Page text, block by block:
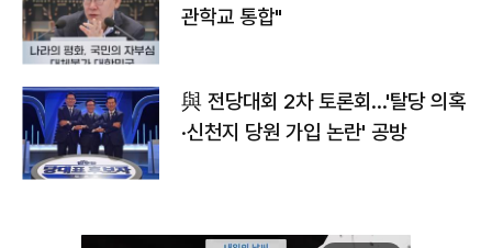
관학교 통합"
與 전당대회 2차 토론회…'탈당 의혹
·신천지 당원 가입 논란' 공방